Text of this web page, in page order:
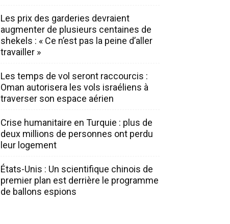
Les prix des garderies devraient
augmenter de plusieurs centaines de
shekels : « Ce n’est pas la peine d’aller
travailler »
Les temps de vol seront raccourcis :
Oman autorisera les vols israéliens à
traverser son espace aérien
Crise humanitaire en Turquie : plus de
deux millions de personnes ont perdu
leur logement
États-Unis : Un scientifique chinois de
premier plan est derrière le programme
de ballons espions